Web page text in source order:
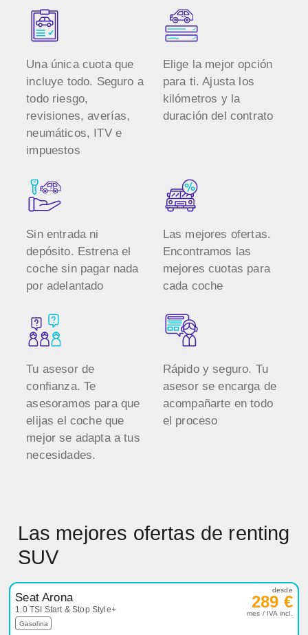
Una única cuota que
incluye todo. Seguro a
todo riesgo,
revisiones, averías,
neumáticos, ITV e
impuestos
Elige la mejor opción
para ti. Ajusta los
kilómetros y la
duración del contrato
Sin entrada ni
depósito. Estrena el
coche sin pagar nada
por adelantado
Las mejores ofertas.
Encontramos las
mejores cuotas para
cada coche
Tu asesor de
confianza. Te
asesoramos para que
elijas el coche que
mejor se adapta a tus
necesidades.
Rápido y seguro. Tu
asesor se encarga de
acompañarte en todo
el proceso
Las mejores ofertas de renting
SUV
Seat Arona
1.0 TSI Start & Stop Style+
Gasolina
desde
289 €
mes / IVA incl.